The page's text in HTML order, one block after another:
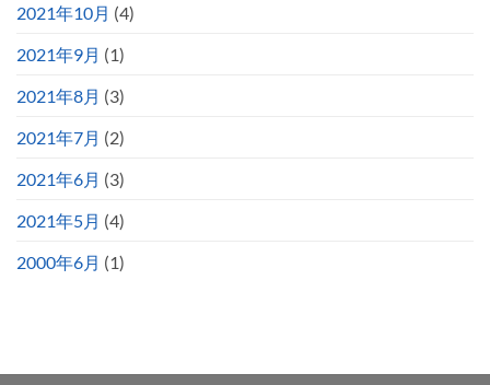
2021年10月 (4)
2021年9月 (1)
2021年8月 (3)
2021年7月 (2)
2021年6月 (3)
2021年5月 (4)
2000年6月 (1)